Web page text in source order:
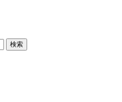
検索